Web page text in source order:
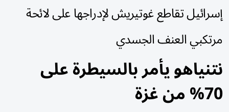
إسرائيل تقاطع غوتيريش لإدراجها على لائحة
مرتكبي العنف الجسدي
نتنياهو يأمر بالسيطرة على
70% من غزة